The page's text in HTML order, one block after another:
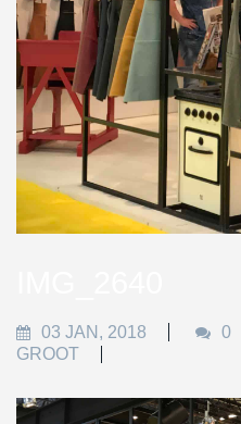
03 JAN, 2018 0
GROOT